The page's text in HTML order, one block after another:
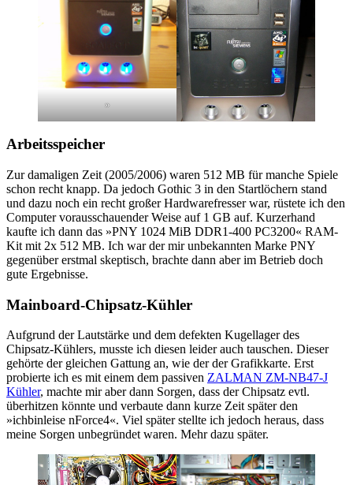
»
Arbeitsspeicher
Zur damaligen Zeit (2005/2006) waren 512 MB für manche Spiele
schon recht knapp. Da jedoch Gothic 3 in den Startlöchern stand
und dazu noch ein recht großer Hardwarefresser war, rüstete ich den
Computer vorausschauender Weise auf 1 GB auf. Kurzerhand
kaufte ich dann das »PNY 1024 MiB DDR1-400 PC3200« RAM-
Kit mit 2x 512 MB. Ich war der mir unbekannten Marke PNY
gegenüber erstmal skeptisch, brachte dann aber im Betrieb doch
gute Ergebnisse.
Mainboard-Chipsatz-Kühler
Aufgrund der Lautstärke und dem defekten Kugellager des
Chipsatz-Kühlers, musste ich diesen leider auch tauschen. Dieser
gehörte der gleichen Gattung an, wie der der Grafikkarte. Erst
probierte ich es mit einem dem passiven ZALMAN ZM-NB47-J
Kühler, machte mir aber dann Sorgen, dass der Chipsatz evtl.
überhitzen könnte und verbaute dann kurze Zeit später den
»ichbinleise nForce4«. Viel später stellte ich jedoch heraus, dass
meine Sorgen unbegründet waren. Mehr dazu später.